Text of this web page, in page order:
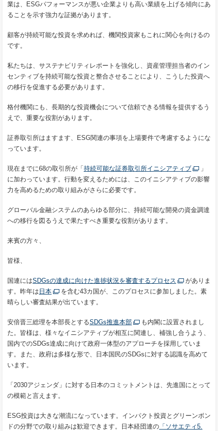
業は、ESGパフォーマンスが悪い企業よりも高い業績を上げる傾向にあ
ることを示す強力な証拠があります。
顧客が持続可能な投資を求めれば、機関投資家もこれに関心を向けるの
です。
私たちは、サステナビリティレポートを強化し、資産管理担当者のイン
センティブを持続可能な投資と整合させることにより、こうした投資へ
の移行を促進する必要があります。
格付機関にも、長期的な投資機会について信頼できる情報を提供するう
えで、重要な役割があります。
証券取引所はますます、ESG関連の事項を上場要件で考慮するようにな
っています。
現在までに68の取引所が「 持続可能な証券取引所イニシアティブ
」
に加わっています。行動を変えるためには、このイニシアティブの影響
力を高めるための取り組みがさらに必要です。
グローバル金融システムのあらゆる部分に、持続可能な開発の資金調達
への移行を図るうえで果たすべき重要な役割があります。
来賓の方々、
皆様、
国連にはSDGsの達成に向けた進捗状況を審査するプロセス
がありま
す。昨年は 日本
を含む43カ国が、このプロセスに参加しました。素
晴らしい審査結果が出ています。
安倍晋三総理を本部長とするSDGs推進本部
も内閣に設置されまし
た。皆様は、様々なイニシアティブが相互に関連し、補強し合うよう、
国内でのSDGs達成に向けて政府一体型のアプローチを採用していま
す。また、政府は多様な形で、日本国民のSDGsに対する認識を高めて
います。
「2030アジェンダ」に対する日本のコミットメントは、先進国にとって
の模範と言えます。
ESG投資は大きな潮流になっています。インパクト投資とグリーンボン
ドの分野での取り組みは歓迎できます。日本経団連の 「ソサエティ5.